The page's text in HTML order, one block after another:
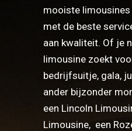
mooiste
met de beste
aan kwaliteit. Of je
limousine zoekt
bedrijfsuitje, gala,
ander bijzonder
een Lincoln
Limousine, een